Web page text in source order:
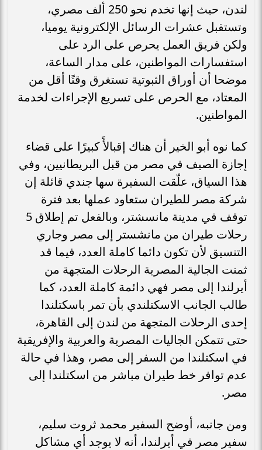
لندن، حيث إنها تخدم نحو 250 ألف مصري،
وتستقبل عشرات الرسائل الإلكترونية يوميا،
ولكن فريق العمل يحرص على الرد على
استفسارات المواطنين، على مدار الساعة،
موضحا أن أوراق الثبوتية تستغرق وقتًا أقل من
المعتاد، مع الحرص على تسريع الإجراءات لخدمة
المواطنين.
كما نوه أبو الخير أن هناك إقبالأً كبيرًا على قضاء
إجازة الصيف في مصر من قبل البريطانيين، وفي
هذا السياق، علّقت السفيرة سها جندي قائلة إن
شركة مصر للطيران ستعاود عملها بعد فترة
توقف في مدينة مانسشتر، وبالفعل تم إطلاق 5
رحلات طيران من مانشستر إلى مصر وجاري
التنسيق لأن تكون دائما كاملة العدد، فيما قد
ثمنت الجالية المصرية الرحلات المتجهة من
أيرلندا إلى مصر فهي دائمة كاملة العدد، كما
طالب الجانب الاسكتلندي بأن تمر باسكتلندا
إحدى الرحلات المتجهة من لندن إلى القاهرة،
حتى تتمكن الجاليات المصرية والعربية والإفريقية
في اسكتلندا من السفر إلى مصر، وهذا في حالة
عدم توافر خط طيران مباشر من اسكتلندا إلى
مصر.
ومن جانبه، أوضح السفير محمد ثروت سليم،
سفير مصر في أيرلندا، أنه لا يوجد أي مشاكل